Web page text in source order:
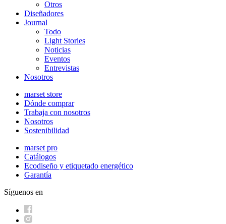
Otros
Diseñadores
Journal
Todo
Light Stories
Noticias
Eventos
Entrevistas
Nosotros
marset store
Dónde comprar
Trabaja con nosotros
Nosotros
Sostenibilidad
marset pro
Catálogos
Ecodiseño y etiquetado energético
Garantía
Síguenos en